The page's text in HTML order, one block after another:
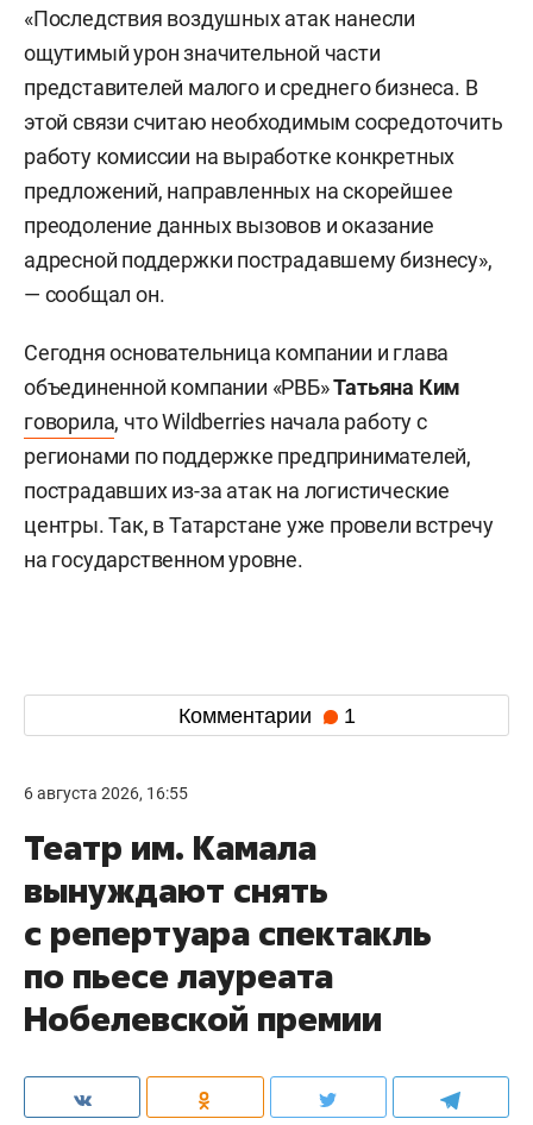
«Последствия воздушных атак нанесли
ощутимый урон значительной части
представителей малого и среднего бизнеса. В
этой связи считаю необходимым сосредоточить
работу комиссии на выработке конкретных
предложений, направленных на скорейшее
преодоление данных вызовов и оказание
адресной поддержки пострадавшему бизнесу»,
— сообщал он.
Сегодня основательница компании и глава
объединенной компании «РВБ»Татьяна Ким
говорила, что Wildberries начала работу с
регионами по поддержке предпринимателей,
пострадавших из-за атак на логистические
центры. Так, в Татарстане уже провели встречу
на государственном уровне.
Комментарии 1
6 августа 2026, 16:55
Театр им. Камала
вынуждают снять
с репертуара спектакль
по пьесе лауреата
Нобелевской премии